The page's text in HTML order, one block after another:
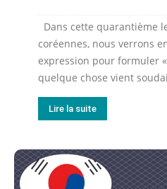
Dans cette quarantième
coréennes, nous verrons
expression pour formuler
quelque chose vient
Lire la suite